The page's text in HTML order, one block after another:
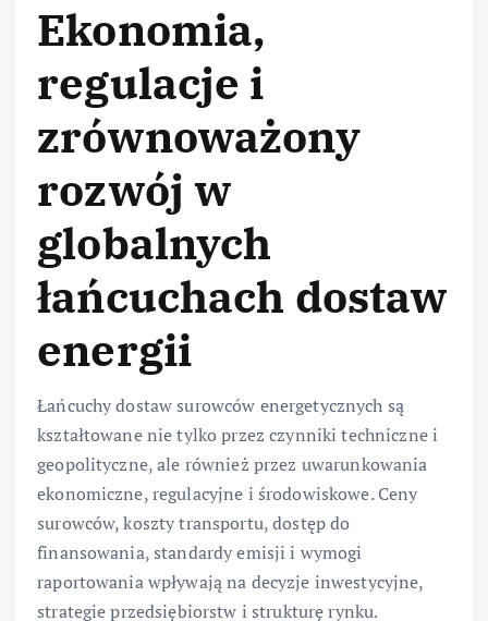
Ekonomia,
regulacje i
zrównoważony
rozwój w
globalnych
łańcuchach dostaw
energii
Łańcuchy dostaw surowców energetycznych są
kształtowane nie tylko przez czynniki techniczne i
geopolityczne, ale również przez uwarunkowania
ekonomiczne, regulacyjne i środowiskowe. Ceny
surowców, koszty transportu, dostęp do
finansowania, standardy emisji i wymogi
raportowania wpływają na decyzje inwestycyjne,
strategie przedsiębiorstw i strukturę rynku.